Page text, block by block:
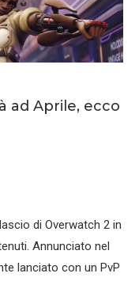
ad Aprile, ecco
di Overwatch 2 in
Annunciato nel
lanciato con un PvP